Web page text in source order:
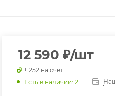
12 590 ₽/шт
+ 252 на счет
Есть в наличии: 2